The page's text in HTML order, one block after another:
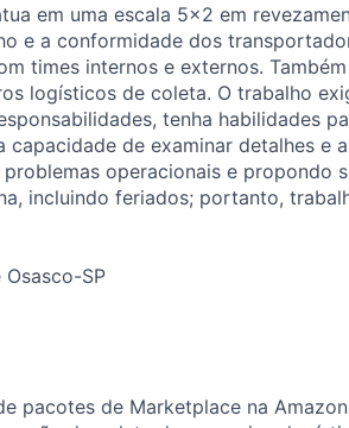
em uma escala 5x2 em
e a conformidade dos
times internos e externos.
logísticos de coleta. O trabalho
tenha habilidades
de examinar detalhes e
operacionais e propondo
incluindo feriados; portanto,
SP
pacotes de Marketplace na